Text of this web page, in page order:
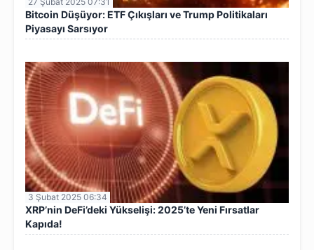
Bitcoin Düşüyor: ETF Çıkışları ve Trump Politikaları
Piyasayı Sarsıyor
3 Şubat 2025 06:34
XRP’nin DeFi’deki Yükselişi: 2025’te Yeni Fırsatlar
Kapıda!